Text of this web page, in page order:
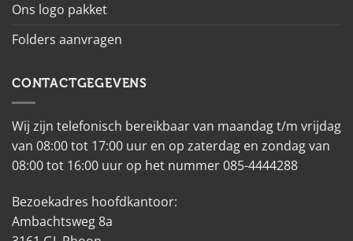
Ons logo pakket
Folders aanvragen
CONTACTGEGEVENS
Wij zijn telefonisch bereikbaar van maandag t/m vrijdag
van 08:00 tot 17:00 uur en op zaterdag en zondag van
08:00 tot 16:00 uur op het nummer 085-4444288
Bezoekadres hoofdkantoor:
Ambachtsweg 8a